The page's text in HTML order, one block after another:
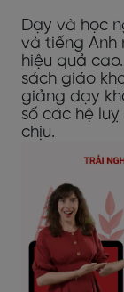
Dạy và học
và tiếng Anh
hiệu quả
sách giáo
giảng dạy
số các hệ
chịu.